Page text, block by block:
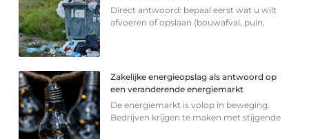
Direct antwoord: bepaal eerst wat u wilt
afvoeren of opslaan (bouwafval, puin,
Zakelijke energieopslag als antwoord op
een veranderende energiemarkt
De energiemarkt is volop in beweging.
Bedrijven krijgen te maken met stijgende